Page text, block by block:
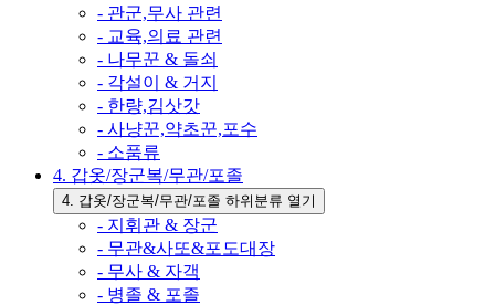
- 관군,무사 관련
- 교육,의료 관련
- 나무꾼 & 돌쇠
- 각설이 & 거지
- 한량,김삿갓
- 사냥꾼,약초꾼,포수
- 소품류
4. 갑옷/장군복/무관/포졸
4. 갑옷/장군복/무관/포졸 하위분류 열기
- 지휘관 & 장군
- 무관&사또&포도대장
- 무사 & 자객
- 병졸 & 포졸